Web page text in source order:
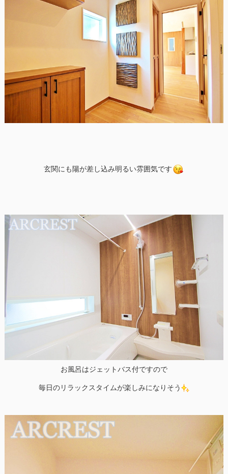
玄関にも陽が差し込み明るい雰囲気です
お風呂はジェットバス付ですので
毎日のリラックスタイムが楽しみになりそう